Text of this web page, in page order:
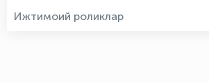
Ижтимоий роликлар